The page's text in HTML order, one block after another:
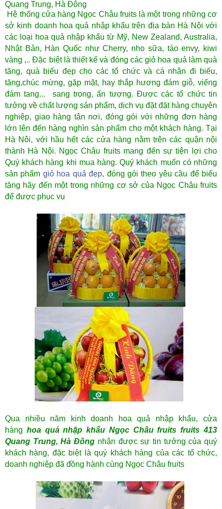
Quang Trung, Hà Đông
Hệ thống cửa hàng Ngọc Châu fruits là một trong những cơ
sở kinh doanh hoa quả nhập khẩu trên địa bàn Hà Nội với
các loại hoa quả nhập khẩu từ Mỹ, New Zealand, Australia,
Nhật Bản, Hàn Quốc như Cherry, nho sữa, táo envy, kiwi
vàng ,.. Đặc biệt là thiết kế và đóng các giỏ hoa quả làm quà
tặng, quà biếu đẹp cho các tổ chức và cá nhân đi biếu,
tặng,chúc mừng, gặp mặt, hay thắp hương đám giỗ, viếng
đám tang... sang trọng, ấn tượng. Được các tổ chức tin
tưởng về chất lượng sản phẩm, dịch vụ đặt đặt hàng chuyên
nghiệp, giao hàng tận nơi, đóng gói với những đơn hàng
lớn lên đến hàng nghìn sản phẩm cho một khách hàng. Tại
Hà Nôi, với hầu hết các cửa hàng nằm trên các quận nội
thành Hà Nội. Ngọc Châu fruits mang đến sự tiện lợi cho
Quý khách hàng khi mua hàng. Quý khách muốn có những
sản phẩm giỏ hoa quả đẹp, đóng gói theo yêu cầu để biếu
tặng hãy đến một trong những cơ sở của Ngọc Châu fruits
để được phục vụ
Qua nhiều năm kinh doanh hoa quả nhập khẩu, cửa
hàng hoa quả nhập khẩu Ngọc Châu fruitsfruits 413
Quang Trung, Hà Đông nhận được sự tin tưởng của quý
khách hàng, đặc biệt là quý khách hàng của các tổ chức,
doanh nghiệp đã đồng hành cùng Ngọc Châu fruits